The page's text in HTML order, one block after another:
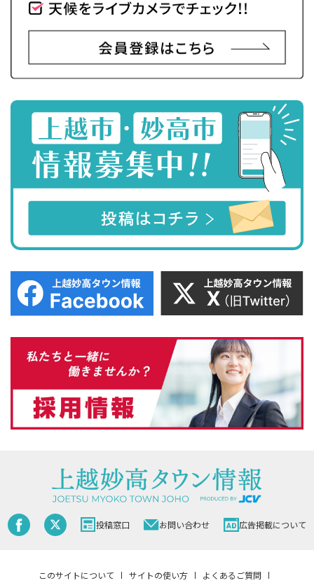
投稿窓口 お問い合わせ 広告掲載について
このサイトについて サイトの使い方 よくあるご質問